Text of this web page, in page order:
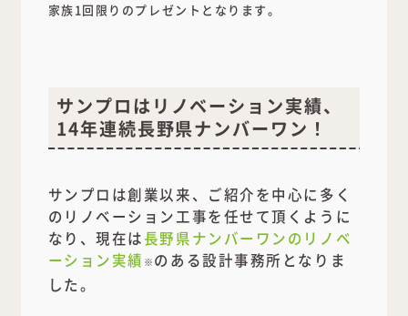
家族1回限りのプレゼントとなります。
サンプロはリノベーション実績、
14年連続長野県ナンバーワン！
サンプロは創業以来、ご紹介を中心に多く
のリノベーション工事を任せて頂くように
なり、現在は長野県ナンバーワンのリノベ
ーション実績 ※ のある設計事務所となりま
した。